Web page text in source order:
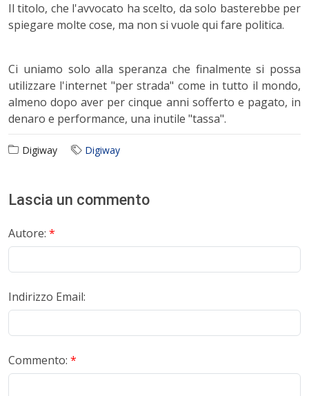
Il titolo, che l'avvocato ha scelto, da solo basterebbe per
spiegare molte cose, ma non si vuole qui fare politica.
Ci uniamo solo alla speranza che finalmente si possa
utilizzare l'internet "per strada" come in tutto il mondo,
almeno dopo aver per cinque anni sofferto e pagato, in
denaro e performance, una inutile "tassa".
Digiway Digiway
Lascia un commento
Autore: *
Indirizzo Email:
Commento: *